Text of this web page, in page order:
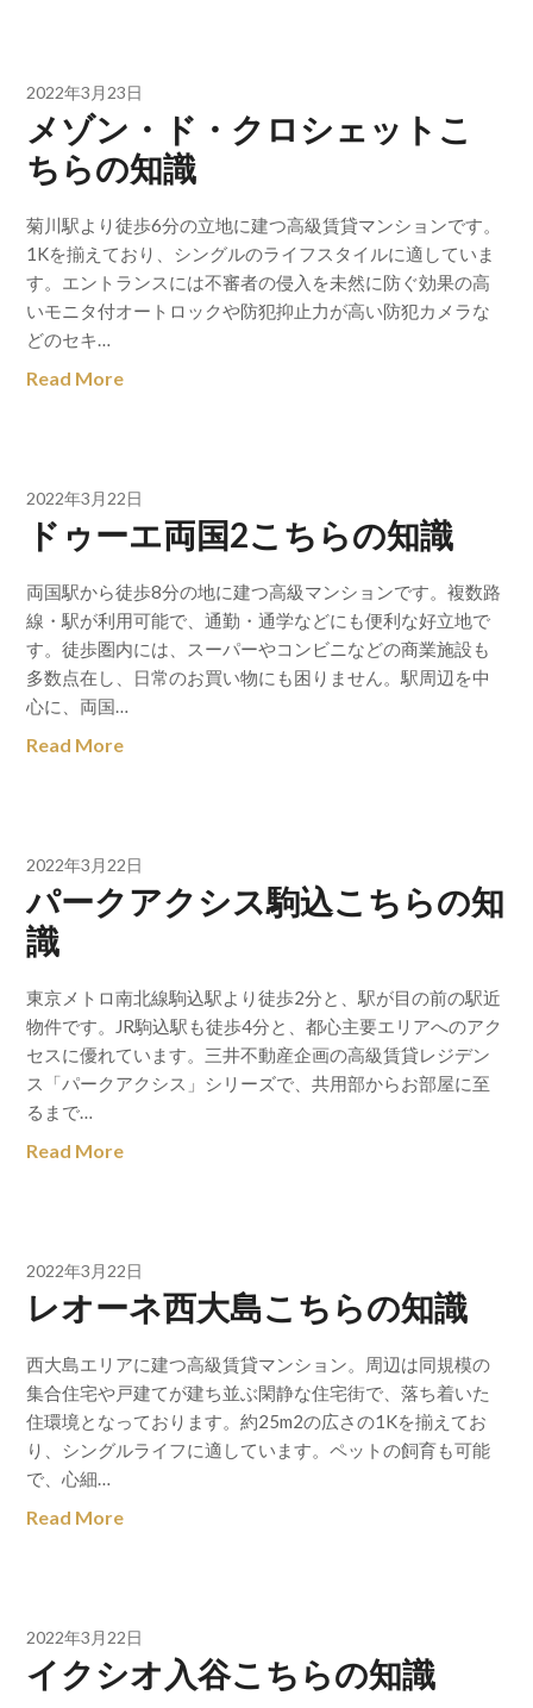
2022年3月23日
メゾン・ド・クロシェットこ
ちらの知識
菊川駅より徒歩6分の立地に建つ高級賃貸マンションです。
1Kを揃えており、シングルのライフスタイルに適していま
す。エントランスには不審者の侵入を未然に防ぐ効果の高
いモニタ付オートロックや防犯抑止力が高い防犯カメラな
どのセキ…
Read More
2022年3月22日
ドゥーエ両国2こちらの知識
両国駅から徒歩8分の地に建つ高級マンションです。複数路
線・駅が利用可能で、通勤・通学などにも便利な好立地で
す。徒歩圏内には、スーパーやコンビニなどの商業施設も
多数点在し、日常のお買い物にも困りません。駅周辺を中
心に、両国…
Read More
2022年3月22日
パークアクシス駒込こちらの知
識
東京メトロ南北線駒込駅より徒歩2分と、駅が目の前の駅近
物件です。JR駒込駅も徒歩4分と、都心主要エリアへのアク
セスに優れています。三井不動産企画の高級賃貸レジデン
ス「パークアクシス」シリーズで、共用部からお部屋に至
るまで…
Read More
2022年3月22日
レオーネ西大島こちらの知識
西大島エリアに建つ高級賃貸マンション。周辺は同規模の
集合住宅や戸建てが建ち並ぶ閑静な住宅街で、落ち着いた
住環境となっております。約25m2の広さの1Kを揃えてお
り、シングルライフに適しています。ペットの飼育も可能
で、心細…
Read More
2022年3月22日
イクシオ入谷こちらの知識